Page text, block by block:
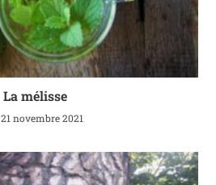
La mélisse
21 novembre 2021